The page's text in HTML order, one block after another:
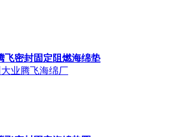
飞密封固定阻燃海绵垫
业腾飞海绵厂